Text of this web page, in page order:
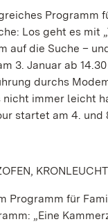
Programm
Los geht es mit
auf die Suche –
3. Januar ab
durchs
nicht immer leicht
startet am 4. und
Programm für
„Eine